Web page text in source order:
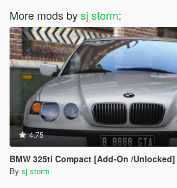
More mods bysj storm:
4.75
BMW 325ti Compact [Add-On /Unlocked]
By sj storm